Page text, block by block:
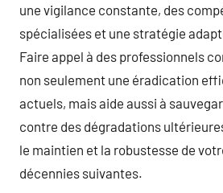
une vigilance constante, des
spécialisées et une stratégie
Faire appel à des professionnels
non seulement une éradication
actuels, mais aide aussi à
contre des dégradations
le maintien et la robustesse de
décennies suivantes.